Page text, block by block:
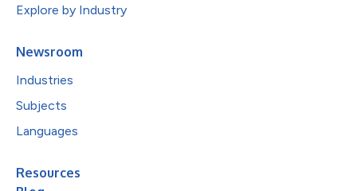
Explore by Industry
Newsroom
Industries
Subjects
Languages
Resources